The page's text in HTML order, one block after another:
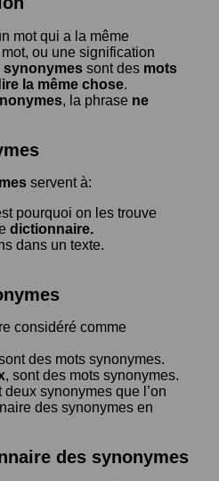
mot qui a la même
ou une signification
synonymes sont des mots
la même chose.
, la phrase ne
servent à:
pourquoi on les trouve
dictionnaire.
dans un texte.
considéré comme
des mots synonymes.
, sont des mots synonymes.
deux synonymes que l’on
des synonymes en
des synonymes